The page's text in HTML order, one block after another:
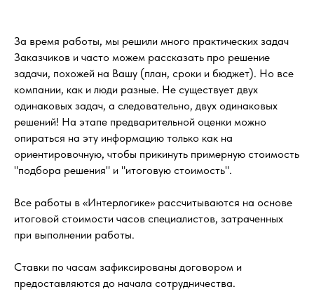
За время работы, мы решили много практических задач
Заказчиков и часто можем рассказать про решение
задачи, похожей на Вашу (план, сроки и бюджет). Но все
компании, как и люди разные. Не существует двух
одинаковых задач, а следовательно, двух одинаковых
решений! На этапе предварительной оценки можно
опираться на эту информацию только как на
ориентировочную, чтобы прикинуть примерную стоимость
"подбора решения" и "итоговую стоимость".
Все работы в «Интерлогике» рассчитываются на основе
итоговой стоимости часов специалистов, затраченных
при выполнении работы.
Ставки по часам зафиксированы договором и
предоставляются до начала сотрудничества.